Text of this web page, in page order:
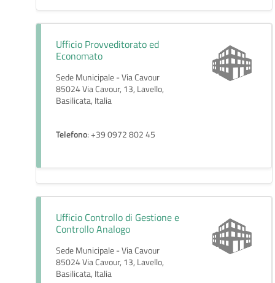
Ufficio Provveditorato ed
Economato
Sede Municipale - Via Cavour
85024 Via Cavour, 13, Lavello,
Basilicata, Italia
Telefono: +39 0972 802 45
Ufficio Controllo di Gestione e
Controllo Analogo
Sede Municipale - Via Cavour
85024 Via Cavour, 13, Lavello,
Basilicata, Italia